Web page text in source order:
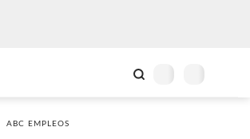
ABC EMPLEOS